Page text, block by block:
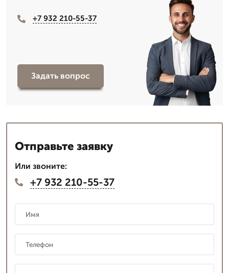
+7 932 210-55-37
Задать вопрос
Отправьте заявку
Или звоните:
+7 932 210-55-37